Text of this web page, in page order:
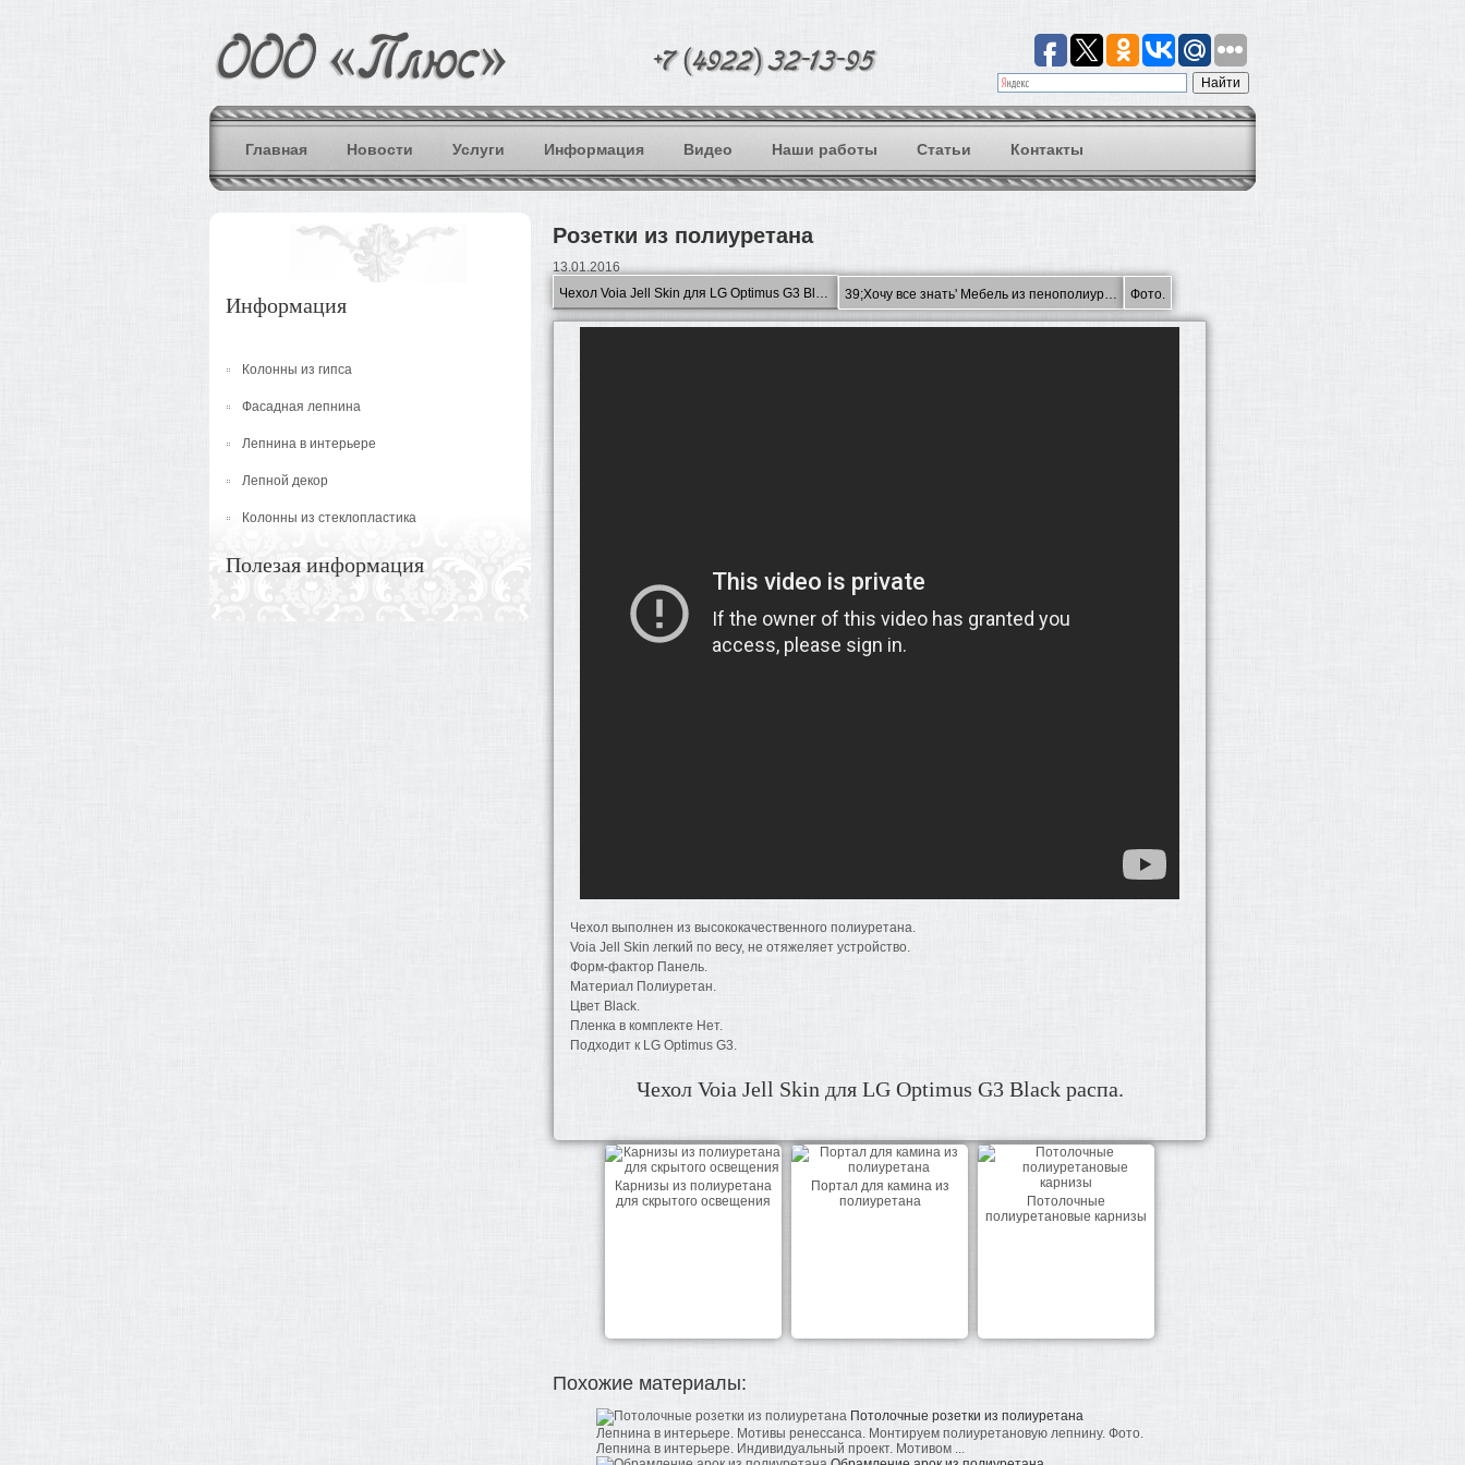
Главная Новости Услуги Информация Видео Наши работы Статьи Контакты
Информация
Колонны из гипса
Фасадная лепнина
Лепнина в интерьере
Лепной декор
Колонны из стеклопластика
Полезая информация
Розетки из полиуретана
13.01.2016
Чехол Voia Jell Skin для LG Optimus G3 Black распа.
39;Хочу все знать' Мебель из пенополиуретана. Фото.
Чехол выполнен из высококачественного полиуретана.
Voia Jell Skin легкий по весу, не отяжеляет устройство.
Форм-фактор Панель.
Материал Полиуретан.
Цвет Black.
Пленка в комплекте Нет.
Подходит к LG Optimus G3.
Чехол Voia Jell Skin для LG Optimus G3 Black распа.
Карнизы из полиуретана
для скрытого освещения
Портал для камина из
полиуретана
Потолочные
полиуретановые карнизы
Похожие материалы:
Потолочные розетки из полиуретана
Лепнина в интерьере. Мотивы ренессанса. Монтируем полиуретановую лепнину. Фото.
Лепнина в интерьере. Индивидуальный проект. Мотивом ...